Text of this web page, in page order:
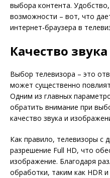
выбора контента.
возможности – вот, что
интернет-браузера в
Качество
Выбор телевизора – это
может существенно
Одним из главных
обратить внимание при
качество звука и
Как правило, телевизоры с
разрешение Full HD, что
изображение. Благодаря
обработки, таким как HDR